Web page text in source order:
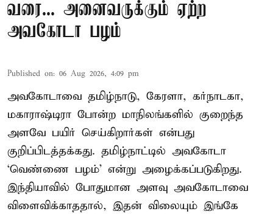
வரை... அனைவருக்கும் ஏற்ற
அவகோடா பழம்
Published on: 06 Aug 2026, 4:09 pm
அவகோடாவை தமிழ்நாடு, கேரளா, கர்நாடகா,
மகாராஷ்டிரா போன்ற மாநிலங்களில் குறைந்த
அளவே பயிர் செய்கிறார்கள் என்பது
குறிப்பிடத்தக்கது. தமிழ்நாட்டில் அவகோடா
‘வெண்ணை பழம்’ என்று அழைக்கப்படுகிறது.
இந்தியாவில் போதுமான அளவு அவகோடாவை
விளைவிக்காததால், இதன் விலையும் இங்கே